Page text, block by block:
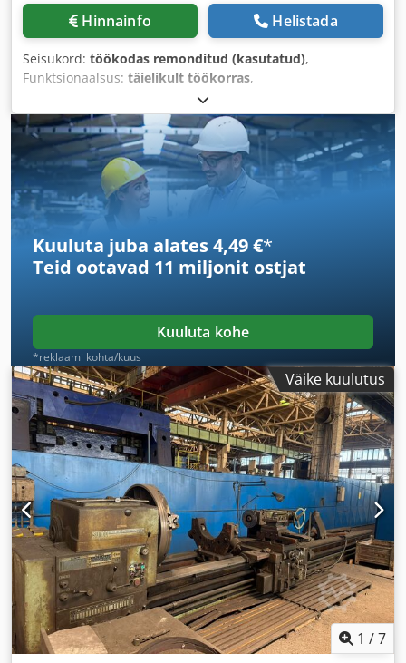
Hinnainfo Helistada
Seisukord: töökodas remonditud (kasutatud),
Funktsionaalsus: täielikult töökorras,
Kuuluta juba alates 4,49 €*
Teid ootavad 11 miljonit ostjat
Kuuluta kohe
*reklaami kohta/kuus
Väike kuulutus
1 /7